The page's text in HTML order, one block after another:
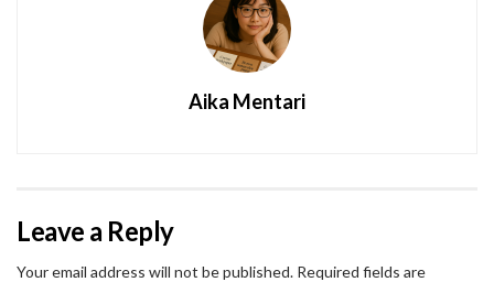
Aika Mentari
Leave a Reply
Your email address will not be published. Required fields are